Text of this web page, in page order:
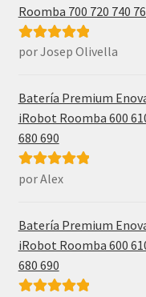
Roomba 700 720 740
Valorado con
por Josep Olivella
Batería Premium
iRobot Roomba 600
680 690
Valorado con
por Alex
Batería Premium
iRobot Roomba 600
680 690